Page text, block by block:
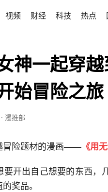
视频 财经 科技 热点
神一起穿
始冒险之旅
· 漫推部
冒险题材的漫画—— 《用
开出自己想要的东西，
奖品。